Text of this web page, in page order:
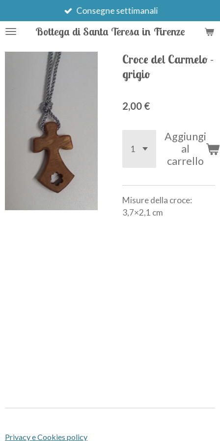
al
contenutoBottega di Santa Teresa in Firenze
Consegne settimanali
Croce del Carmelo -
grigio
2,00 €
Aggiungi
al
carrello
Misure della croce:
3,7×2,1 cm
Privacy e Cookies policy